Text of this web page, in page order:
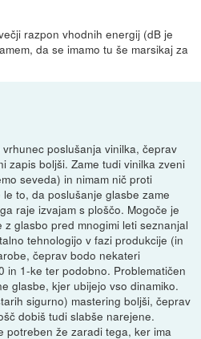
razpon vhodnih energij (dB je
da se imamo tu še marsikaj za
poslušanja vinilka, čeprav
zapis boljši. Zame tudi vinilka zveni
seveda) in nimam nič proti
to, da poslušanje glasbe zame
raje izvajam s ploščo. Mogoče je
glasbo pred mnogimi leti seznanjal
tehnologijo v fazi produkcije (in
čeprav bodo nekateri
in 1-ke ter podobno. Problematičen
glasbe, kjer ubijejo vso dinamiko.
sigurno) mastering boljši, čeprav
dobiš tudi slabše narejene.
potreben že zaradi tega, ker ima